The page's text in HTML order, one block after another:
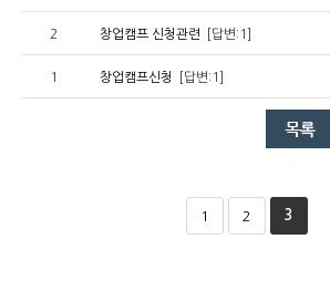
2 창업캠프 신청관련 [답변:1]
1 창업캠프신청 [답변:1]
1 2 3